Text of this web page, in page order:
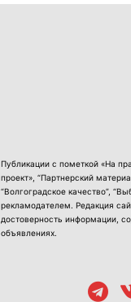
Публикации с пометкой «На
проект», “Партнерский
“Волгоградское качество”,
рекламодателем. Редакция
достоверность информации,
объявлениях.